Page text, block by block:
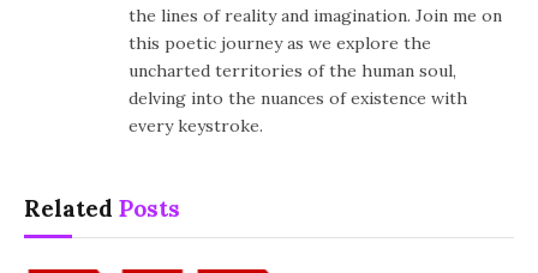
the lines of reality and imagination. Join me on
this poetic journey as we explore the
uncharted territories of the human soul,
delving into the nuances of existence with
every keystroke.
Related Posts